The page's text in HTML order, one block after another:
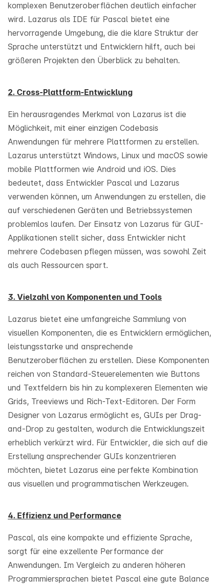
komplexen Benutzeroberflächen deutlich einfacher
wird. Lazarus als IDE für Pascal bietet eine
hervorragende Umgebung, die die klare Struktur der
Sprache unterstützt und Entwicklern hilft, auch bei
größeren Projekten den Überblick zu behalten.
2. Cross-Plattform-Entwicklung
Ein herausragendes Merkmal von Lazarus ist die
Möglichkeit, mit einer einzigen Codebasis
Anwendungen für mehrere Plattformen zu erstellen.
Lazarus unterstützt Windows, Linux und macOS sowie
mobile Plattformen wie Android und iOS. Dies
bedeutet, dass Entwickler Pascal und Lazarus
verwenden können, um Anwendungen zu erstellen, die
auf verschiedenen Geräten und Betriebssystemen
problemlos laufen. Der Einsatz von Lazarus für GUI-
Applikationen stellt sicher, dass Entwickler nicht
mehrere Codebasen pflegen müssen, was sowohl Zeit
als auch Ressourcen spart.
3. Vielzahl von Komponenten und Tools
Lazarus bietet eine umfangreiche Sammlung von
visuellen Komponenten, die es Entwicklern ermöglichen,
leistungsstarke und ansprechende
Benutzeroberflächen zu erstellen. Diese Komponenten
reichen von Standard-Steuerelementen wie Buttons
und Textfeldern bis hin zu komplexeren Elementen wie
Grids, Treeviews und Rich-Text-Editoren. Der Form
Designer von Lazarus ermöglicht es, GUIs per Drag-
and-Drop zu gestalten, wodurch die Entwicklungszeit
erheblich verkürzt wird. Für Entwickler, die sich auf die
Erstellung ansprechender GUIs konzentrieren
möchten, bietet Lazarus eine perfekte Kombination
aus visuellen und programmatischen Werkzeugen.
4. Effizienz und Performance
Pascal, als eine kompakte und effiziente Sprache,
sorgt für eine exzellente Performance der
Anwendungen. Im Vergleich zu anderen höheren
Programmiersprachen bietet Pascal eine gute Balance